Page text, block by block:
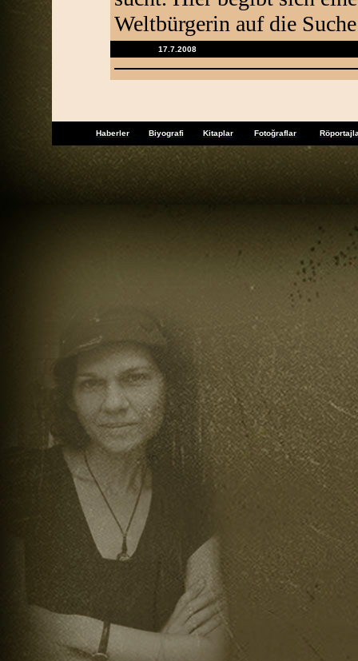
Weltbürgerin auf die
17.7.2008
Haberler Biyografi Kitaplar Fotoğraflar